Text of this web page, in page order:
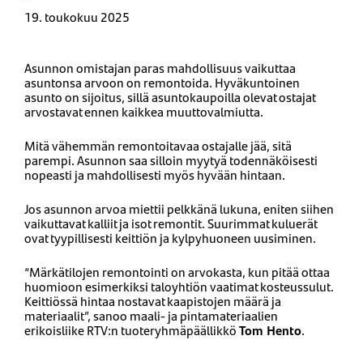
19. toukokuu 2025
Asunnon omistajan paras mahdollisuus vaikuttaa
asuntonsa arvoon on remontoida. Hyväkuntoinen
asunto on sijoitus, sillä asuntokaupoilla olevat ostajat
arvostavat ennen kaikkea muuttovalmiutta.
Mitä vähemmän remontoitavaa ostajalle jää, sitä
parempi. Asunnon saa silloin myytyä todennäköisesti
nopeasti ja mahdollisesti myös hyvään hintaan.
Jos asunnon arvoa miettii pelkkänä lukuna, eniten siihen
vaikuttavat kalliit ja isot remontit. Suurimmat kuluerät
ovat tyypillisesti keittiön ja kylpyhuoneen uusiminen.
“Märkätilojen remontointi on arvokasta, kun pitää ottaa
huomioon esimerkiksi taloyhtiön vaatimat kosteussulut.
Keittiössä hintaa nostavat kaapistojen määrä ja
materiaalit”, sanoo maali- ja pintamateriaalien
erikoisliike RTV:n tuoteryhmäpäällikköTom Hento.